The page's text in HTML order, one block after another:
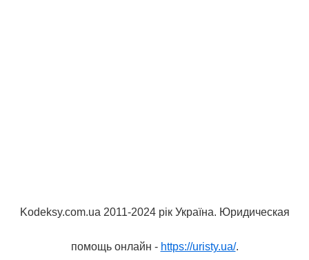
Kodeksy.com.ua 2011-2024 рік Україна. Юридическая
помощь онлайн - https://uristy.ua/.